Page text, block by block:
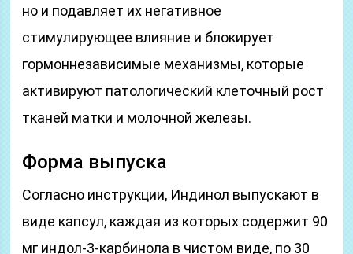
но и подавляет их негативное
стимулирующее влияние и блокирует
гормоннезависимые механизмы, которые
активируют патологический клеточный рост
тканей матки и молочной железы.
Форма выпуска
Согласно инструкции, Индинол выпускают в
виде капсул, каждая из которых содержит 90
мг индол-3-карбинола в чистом виде, по 30